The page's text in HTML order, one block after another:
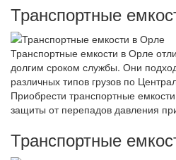
Транспортные
Транспортные емкости в Орле
долгим сроком службы. Они
различных типов грузов по
Приобрести транспортные
защиты от перепадов давления
Транспортные